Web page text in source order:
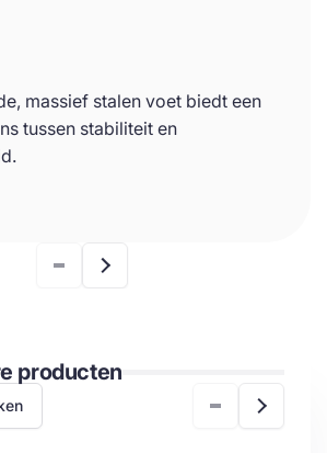
massief stalen voet biedt een
tussen stabiliteit en
producten